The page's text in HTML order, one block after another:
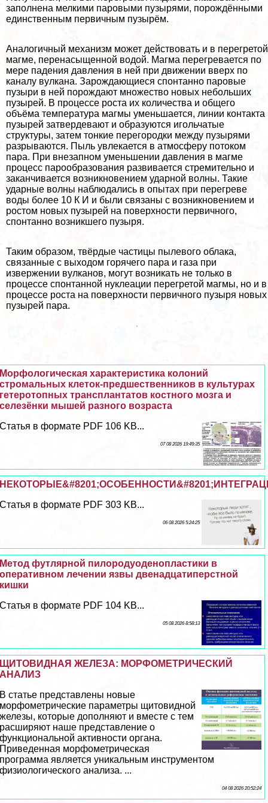
заполнена мелкими паровыми пузырями, порождёнными
единственным первичным пузырём.
Аналогичный механизм может действовать и в перегретой
магме, перенасыщенной водой. Магма перегревается по
мере падения давления в ней при движении вверх по
каналу вулкана. Зарождающиеся спонтанно паровые
пузыри в ней порождают множество новых небольших
пузырей. В процессе роста их количества и общего
объёма температура магмы уменьшается, линии контакта
пузырей затвердевают и образуются игольчатые
структуры, затем тонкие перегородки между пузырями
разрываются. Пыль увлекается в атмосферу потоком
пара. При внезапном уменьшении давления в магме
процесс парообразования развивается стремительно и
заканчивается возникновением ударной волны. Такие
ударные волны наблюдались в опытах при перегреве
воды более 10 К И и были связаны с возникновением и
ростом новых пузырей на поверхности первичного,
спонтанно возникшего пузыря.
Таким образом, твёрдые частицы пылевого облака,
связанные с выходом горячего пара и газа при
извержении вулканов, могут возникать не только в
процессе спонтанной нуклеации перегретой магмы, но и в
процессе роста на поверхности первичного пузыря новых
пузырей пара.
Морфологическая хаpaктеристика колоний
стромальных клеток-предшественников в культурах
гетеротопных трaнcплантатов костного мозга и
селезёнки мышей разного возраста
Статья в формате PDF 106 KB...
07 08 2026 19:49:35
Статья в формате PDF 303 KB...
06 08 2026 5:24:25
Метод футлярной пилородуоденопластики в
оперативном лечении язвы двенадцатиперстной
кишки
Статья в формате PDF 104 KB...
05 08 2026 8:58:13
ЩИТОВИДНАЯ ЖЕЛЕЗА: МОРФОМЕТРИЧЕСКИЙ
АНАЛИЗ
В статье представлены новые
морфометрические параметры щитовидной
железы, которые дополняют и вместе с тем
расширяют наше представление о
функциональной активности органа.
Приведенная морфометрическая
программа является уникальным инструментом
физиологического анализа. ...
04 08 2026 20:52:24